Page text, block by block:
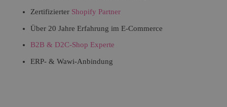
Zertifizierter Shopify Partner
Über 20 Jahre Erfahrung im E-Commerce
B2B & D2C-Shop Experte
ERP- & Wawi-Anbindung